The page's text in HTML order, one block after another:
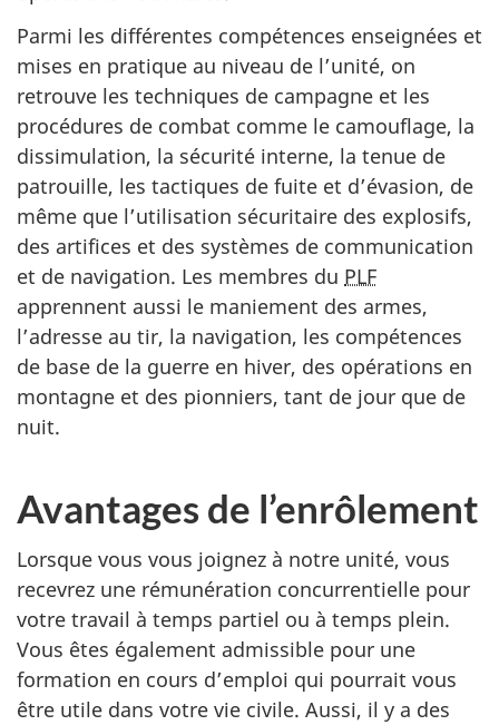
Parmi les différentes compétences enseignées et
mises en pratique au niveau de l’unité, on
retrouve les techniques de campagne et les
procédures de combat comme le camouflage, la
dissimulation, la sécurité interne, la tenue de
patrouille, les tactiques de fuite et d’évasion, de
même que l’utilisation sécuritaire des explosifs,
des artifices et des systèmes de communication
et de navigation. Les membres du PLF
apprennent aussi le maniement des armes,
l’adresse au tir, la navigation, les compétences
de base de la guerre en hiver, des opérations en
montagne et des pionniers, tant de jour que de
nuit.
Avantages de l’enrôlement
Lorsque vous vous joignez à notre unité, vous
recevrez une rémunération concurrentielle pour
votre travail à temps partiel ou à temps plein.
Vous êtes également admissible pour une
formation en cours d’emploi qui pourrait vous
être utile dans votre vie civile. Aussi, il y a des